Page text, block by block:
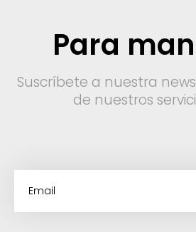
Para
Suscríbete a nuestra
de nuestros